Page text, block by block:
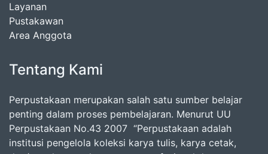
Layanan
Pustakawan
Area Anggota
Tentang Kami
Perpustakaan merupakan salah satu sumber belajar
penting dalam proses pembelajaran. Menurut UU
Perpustakaan No.43 2007 “Perpustakaan adalah
institusi pengelola koleksi karya tulis, karya cetak,